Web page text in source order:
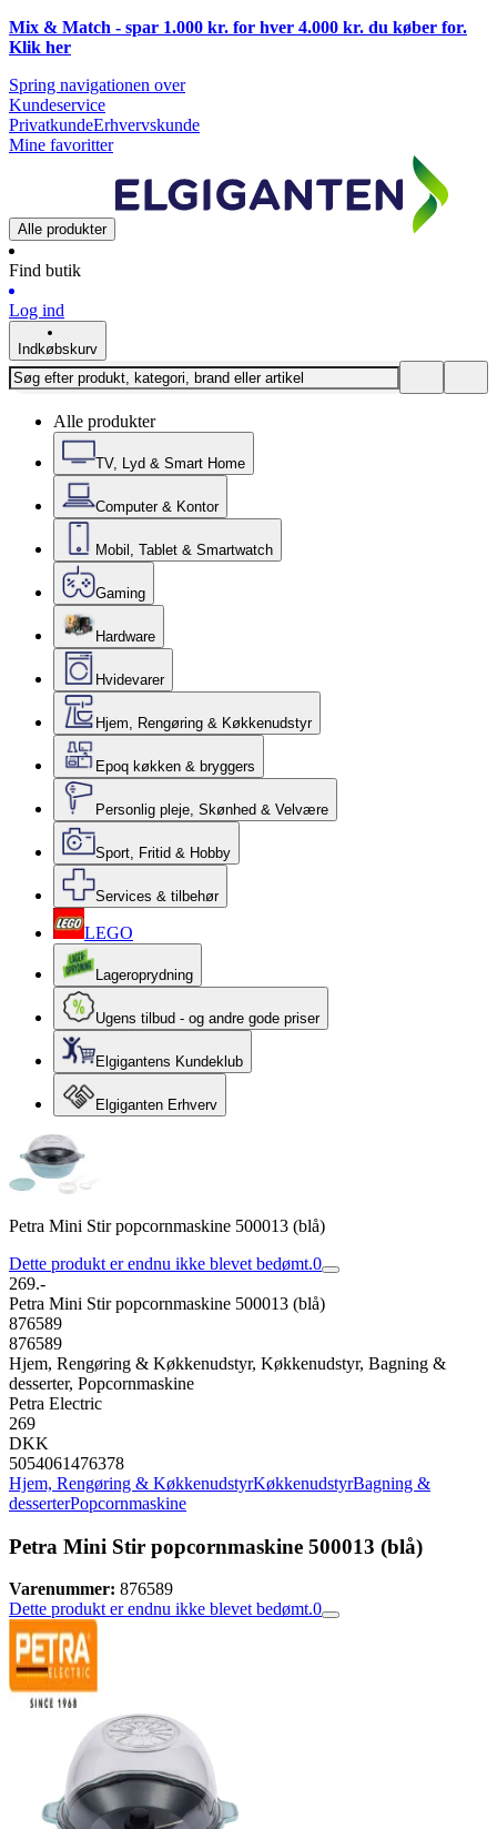
Mix & Match - spar 1.000 kr. for hver 4.000 kr. du køber for.
Klik her
Spring navigationen over
Kundeservice
PrivatkundeErhvervskunde
Mine favoritter
Alle produkter
Find butik
Log ind
Indkøbskurv
Alle produkter
TV, Lyd & Smart Home
Computer & Kontor
Mobil, Tablet & Smartwatch
Gaming
Hardware
Hvidevarer
Hjem, Rengøring & Køkkenudstyr
Epoq køkken & bryggers
Personlig pleje, Skønhed & Velvære
Sport, Fritid & Hobby
Services & tilbehør
LEGO
Lageroprydning
Ugens tilbud - og andre gode priser
Elgigantens Kundeklub
Elgiganten Erhverv
Petra Mini Stir popcornmaskine 500013 (blå)
Dette produkt er endnu ikke blevet bedømt.0
269.-
Petra Mini Stir popcornmaskine 500013 (blå)
876589
876589
Hjem, Rengøring & Køkkenudstyr, Køkkenudstyr, Bagning &
desserter, Popcornmaskine
Petra Electric
269
DKK
5054061476378
Hjem, Rengøring & KøkkenudstyrKøkkenudstyrBagning &
desserterPopcornmaskine
Petra Mini Stir popcornmaskine 500013 (blå)
Varenummer: 876589
Dette produkt er endnu ikke blevet bedømt.0